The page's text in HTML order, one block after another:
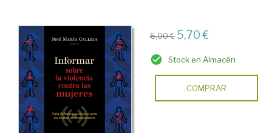
6,00 € 5,70 €
Stock en Almacén
COMPRAR